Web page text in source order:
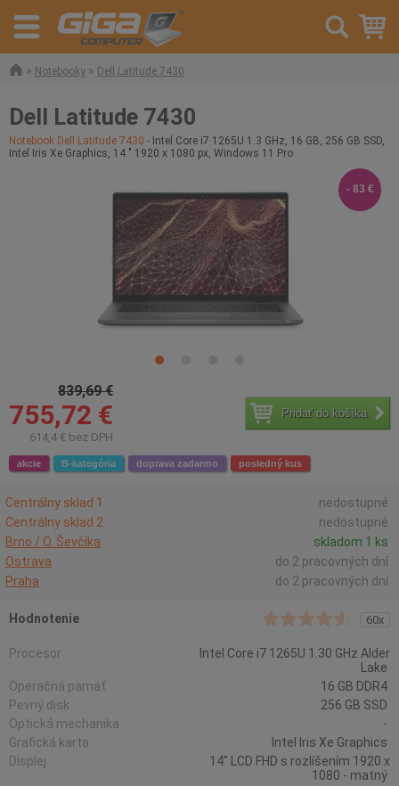
» Notebooky » Dell Latitude 7430
Dell Latitude 7430
Notebook Dell Latitude 7430 - Intel Core i7 1265U 1.3 GHz, 16 GB, 256 GB SSD,
Intel Iris Xe Graphics, 14 " 1920 x 1080 px, Windows 11 Pro
839,69 €
755,72 €
614,4 € bez DPH
Pridať do košíka
akcie B-kategória doprava zadarmo posledný kus
- 83 €
Centrálny sklad 1
nedostupné
Centrálny sklad 2
nedostupné
Brno / O. Ševčíka
skladom 1 ks
Ostrava
do 2 pracovných dní
Praha
do 2 pracovných dní
Hodnotenie 60x
Procesor
Intel Core i7 1265U 1.30 GHz Alder
Lake
Operačná pamäť
16 GB DDR4
Pevný disk
256 GB SSD
Optická mechanika
-
Grafická karta
Intel Iris Xe Graphics
Displej
14" LCD FHD s rozlíšením 1920 x
1080 - matný